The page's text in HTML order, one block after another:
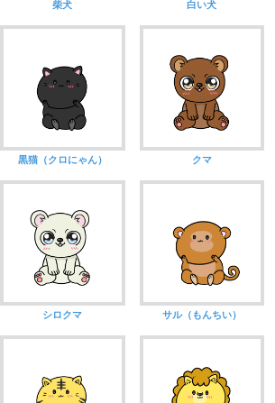
柴犬 白い犬
黒猫（クロにゃん） クマ
シロクマ サル（もんちい）